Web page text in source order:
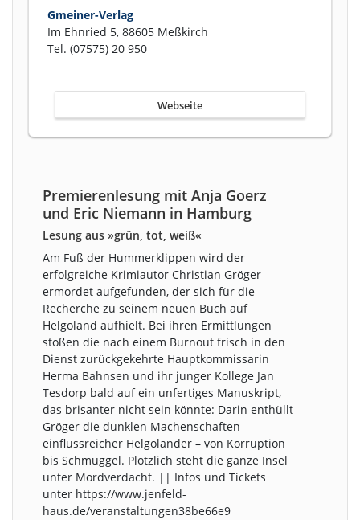
Gmeiner-Verlag
Im Ehnried 5, 88605 Meßkirch
Tel. (07575) 20 950
Webseite
Premierenlesung mit Anja Goerz
und Eric Niemann in Hamburg
Lesung aus »grün, tot, weiß«
Am Fuß der Hummerklippen wird der
erfolgreiche Krimiautor Christian Gröger
ermordet aufgefunden, der sich für die
Recherche zu seinem neuen Buch auf
Helgoland aufhielt. Bei ihren Ermittlungen
stoßen die nach einem Burnout frisch in den
Dienst zurückgekehrte Hauptkommissarin
Herma Bahnsen und ihr junger Kollege Jan
Tesdorp bald auf ein unfertiges Manuskript,
das brisanter nicht sein könnte: Darin enthüllt
Gröger die dunklen Machenschaften
einflussreicher Helgoländer – von Korruption
bis Schmuggel. Plötzlich steht die ganze Insel
unter Mordverdacht. || Infos und Tickets
unter https://www.jenfeld-
haus.de/veranstaltungen38be66e9